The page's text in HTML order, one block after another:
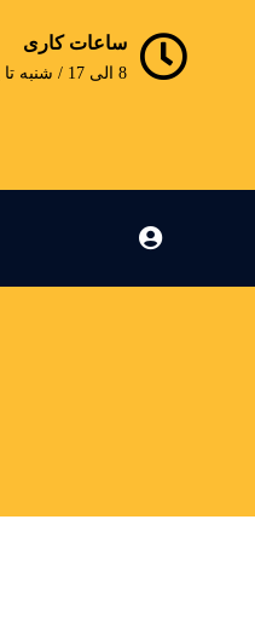
ساعات کاری
8 الی 17 / شنبه تا پنج‌شنبه